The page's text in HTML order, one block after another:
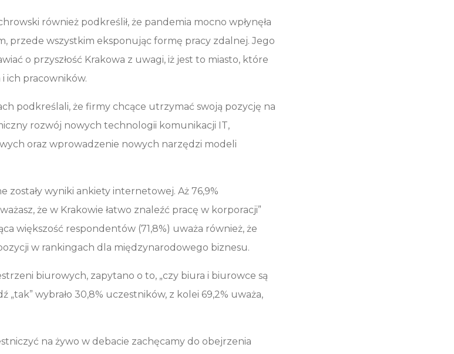
również podkreślił, że pandemia mocno wpłynęła
przede wszystkim eksponując formę pracy zdalnej. Jego
o przyszłość Krakowa z uwagi, iż jest to miasto, które
ich pracowników.
podkreślali, że firmy chcące utrzymać swoją pozycję na
rozwój nowych technologii komunikacji IT,
oraz wprowadzenie nowych narzędzi modeli
zostały wyniki ankiety internetowej. Aż 76,9%
że w Krakowie łatwo znaleźć pracę w korporacji”
większość respondentów (71,8%) uważa również, że
w rankingach dla międzynarodowego biznesu.
biurowych, zapytano o to, „czy biura i biurowce są
„tak” wybrało 30,8% uczestników, z kolei 69,2% uważa,
na żywo w debacie zachęcamy do obejrzenia